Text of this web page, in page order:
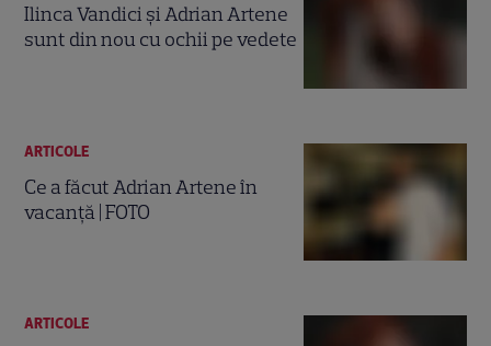
Ilinca Vandici şi Adrian Artene
sunt din nou cu ochii pe vedete
ARTICOLE
Ce a făcut Adrian Artene în
vacanţă | FOTO
ARTICOLE